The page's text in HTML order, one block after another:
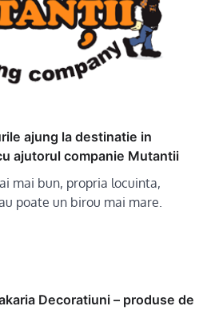
ajung la destinatie in
ajutorul companie Mutantii
mai bun, propria locuinta,
poate un birou mai mare.
Decoratiuni – produse de